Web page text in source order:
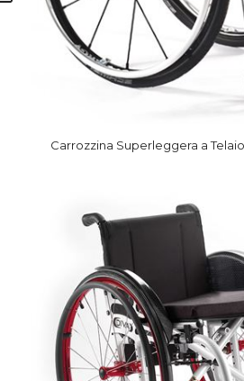
Carrozzina Superleggera a